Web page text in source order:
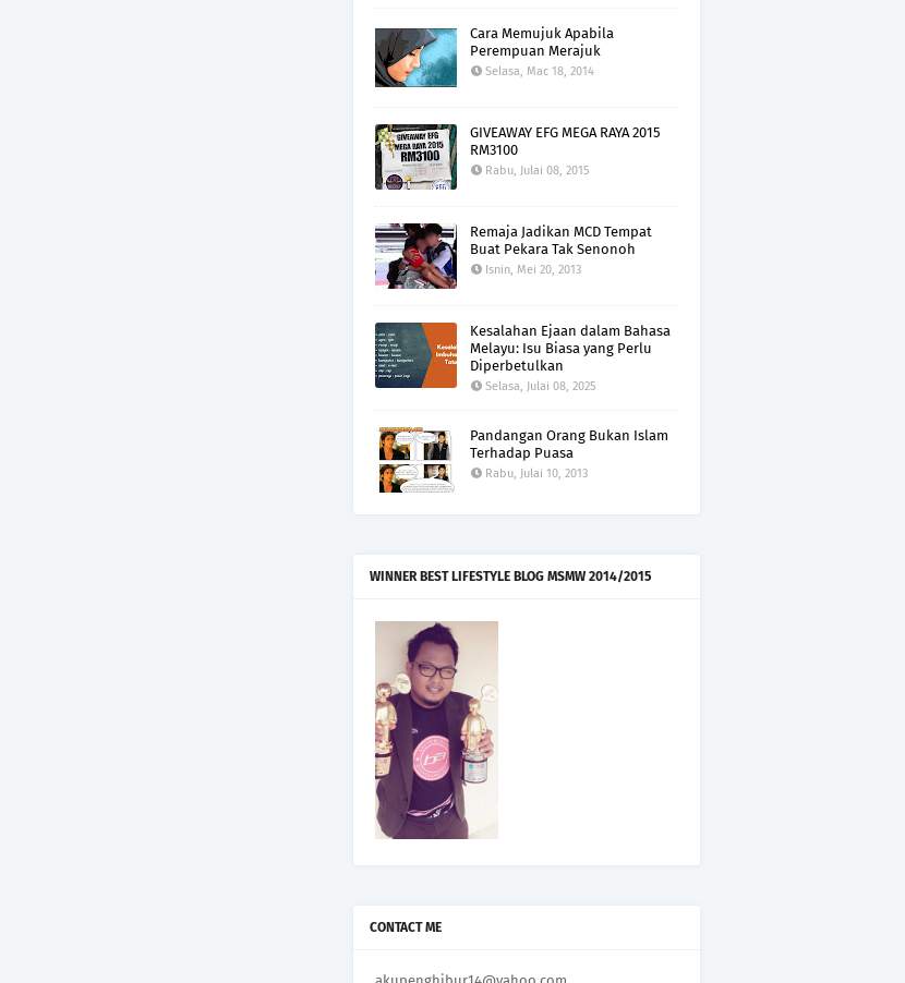
Cara Memujuk Apabila
Perempuan Merajuk
Selasa, Mac 18, 2014
GIVEAWAY EFG MEGA RAYA 2015
RM3100
Rabu, Julai 08, 2015
Remaja Jadikan MCD Tempat
Buat Pekara Tak Senonoh
Isnin, Mei 20, 2013
Kesalahan Ejaan dalam Bahasa
Melayu: Isu Biasa yang Perlu
Diperbetulkan
Selasa, Julai 08, 2025
Pandangan Orang Bukan Islam
Terhadap Puasa
Rabu, Julai 10, 2013
WINNER BEST LIFESTYLE BLOG MSMW 2014/2015
CONTACT ME